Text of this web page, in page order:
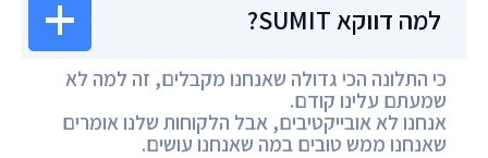
למה דווקא SUMIT?
כי התלונה הכי גדולה שאנחנו מקבלים, זה למה לא
שמעתם עלינו קודם.
אנחנו לא אובייקטיבים, אבל הלקוחות שלנו אומרים
שאנחנו ממש טובים במה שאנחנו עושים.